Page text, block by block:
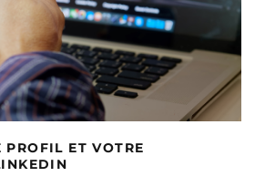
ET VOTRE